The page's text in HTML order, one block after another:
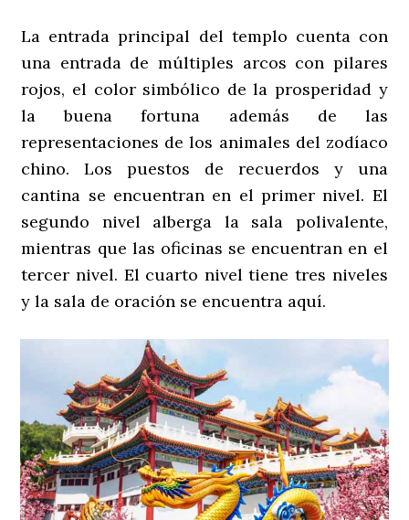
La entrada principal del templo cuenta con
una entrada de múltiples arcos con pilares
rojos, el color simbólico de la prosperidad y
la buena fortuna además de las
representaciones de los animales del zodíaco
chino. Los puestos de recuerdos y una
cantina se encuentran en el primer nivel. El
segundo nivel alberga la sala polivalente,
mientras que las oficinas se encuentran en el
tercer nivel. El cuarto nivel tiene tres niveles
y la sala de oración se encuentra aquí.